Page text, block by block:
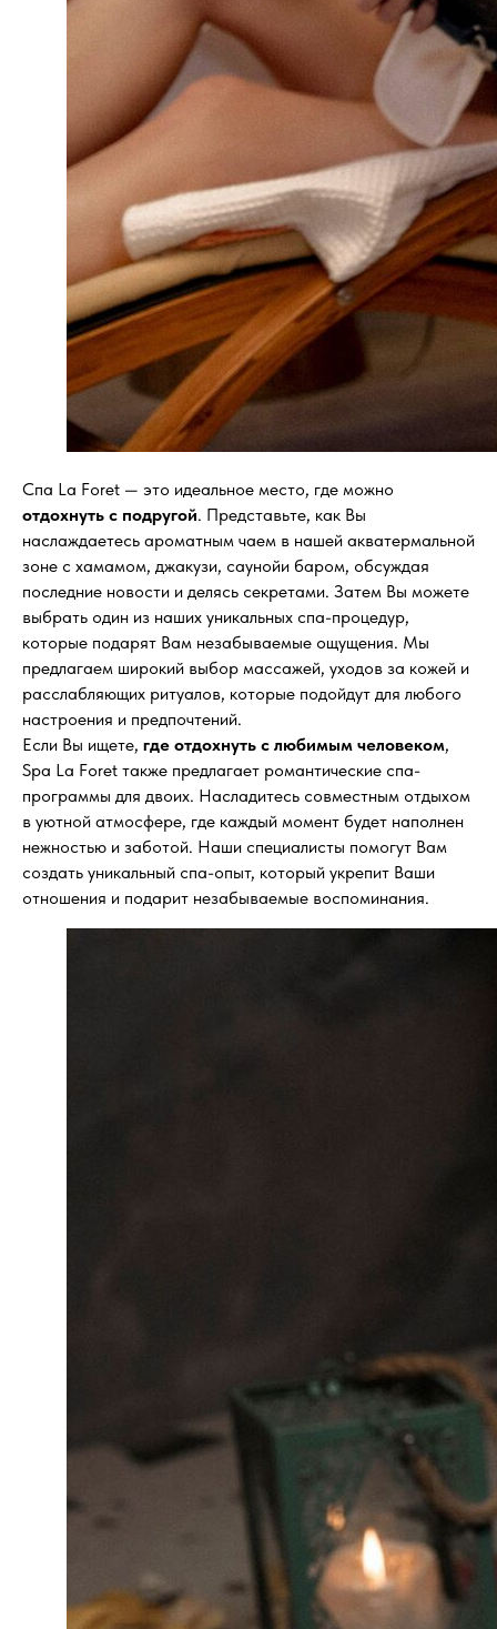
Спа La Foret — это идеальное место, где можно
отдохнуть с подругой. Представьте, как Вы
наслаждаетесь ароматным чаем в нашей акватермальной
зоне с хамамом, джакузи, саунойи баром, обсуждая
последние новости и делясь секретами. Затем Вы можете
выбрать один из наших уникальных спа-процедур,
которые подарят Вам незабываемые ощущения. Мы
предлагаем широкий выбор массажей, уходов за кожей и
расслабляющих ритуалов, которые подойдут для любого
настроения и предпочтений.
Если Вы ищете, где отдохнуть с любимым человеком,
Spa La Foret также предлагает романтические спа-
программы для двоих. Насладитесь совместным отдыхом
в уютной атмосфере, где каждый момент будет наполнен
нежностью и заботой. Наши специалисты помогут Вам
создать уникальный спа-опыт, который укрепит Ваши
отношения и подарит незабываемые воспоминания.